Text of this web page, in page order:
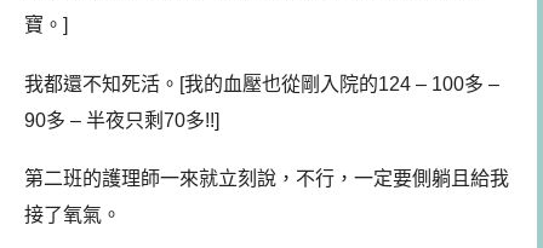
寶。]
我都還不知死活。[我的血壓也從剛入院的124 – 100多 –
90多 – 半夜只剩70多!!]
第二班的護理師一來就立刻說，不行，一定要側躺且給我
接了氧氣。